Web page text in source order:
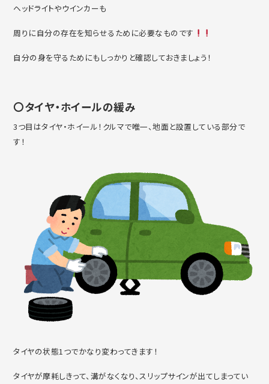
ヘッドライトやウインカーも
周りに自分の存在を知らせるために必要なものです
自分の身を守るためにもしっかりと確認しておきましょう！
〇タイヤ・ホイールの緩み
3つ目はタイヤ・ホイール！クルマで唯一、地面と設置している部分で
す！
タイヤの状態1つでかなり変わってきます！
タイヤが摩耗しきって、溝がなくなり、スリップサインが出てしまってい